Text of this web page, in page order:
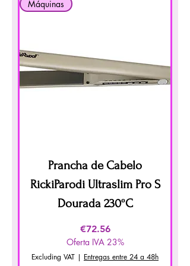
Máquinas
Prancha de Cabelo
RickiParodi Ultraslim Pro S
Dourada 230ºC
Price
€72.56
Oferta IVA 23%
Excluding VAT | Entregas entre 24 a 48h